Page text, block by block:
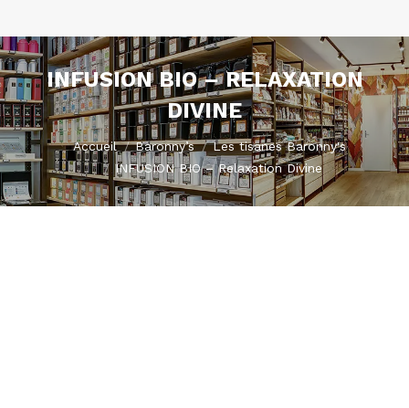
INFUSION BIO – RELAXATION
DIVINE
Vous êtes ici :
Accueil Baronny’s
Les tisanes Baronny's
INFUSION BIO – Relaxation Divine